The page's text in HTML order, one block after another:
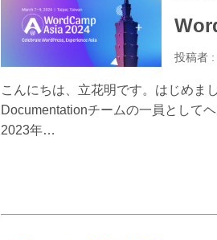
投稿者 :
こんにちは、立花明です。はじめま
Documentationチームの一員として
2023年…